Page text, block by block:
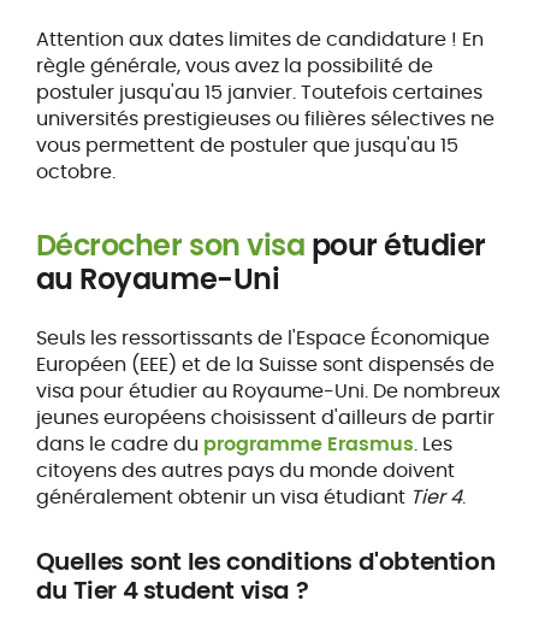
Attention aux dates limites de candidature ! En
règle générale, vous avez la possibilité de
postuler jusqu'au 15 janvier. Toutefois certaines
universités prestigieuses ou filières sélectives ne
vous permettent de postuler que jusqu'au 15
octobre.
Décrocher son visa pour étudier
au Royaume-Uni
Seuls les ressortissants de l'Espace Économique
Européen (EEE) et de la Suisse sont dispensés de
visa pour étudier au Royaume-Uni. De nombreux
jeunes européens choisissent d'ailleurs de partir
dans le cadre du programme Erasmus. Les
citoyens des autres pays du monde doivent
généralement obtenir un visa étudiant Tier 4.
Quelles sont les conditions d'obtention
du Tier 4 student visa ?